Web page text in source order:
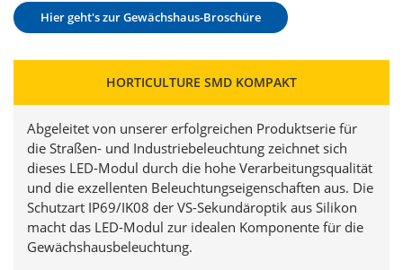
Hier geht's zur Gewächshaus-Broschüre
HORTICULTURE SMD KOMPAKT
Abgeleitet von unserer erfolgreichen Produktserie für
die Straßen- und Industriebeleuchtung zeichnet sich
dieses LED-Modul durch die hohe Verarbeitungsqualität
und die exzellenten Beleuchtungseigenschaften aus. Die
Schutzart IP69/IK08 der VS-Sekundäroptik aus Silikon
macht das LED-Modul zur idealen Komponente für die
Gewächshausbeleuchtung.